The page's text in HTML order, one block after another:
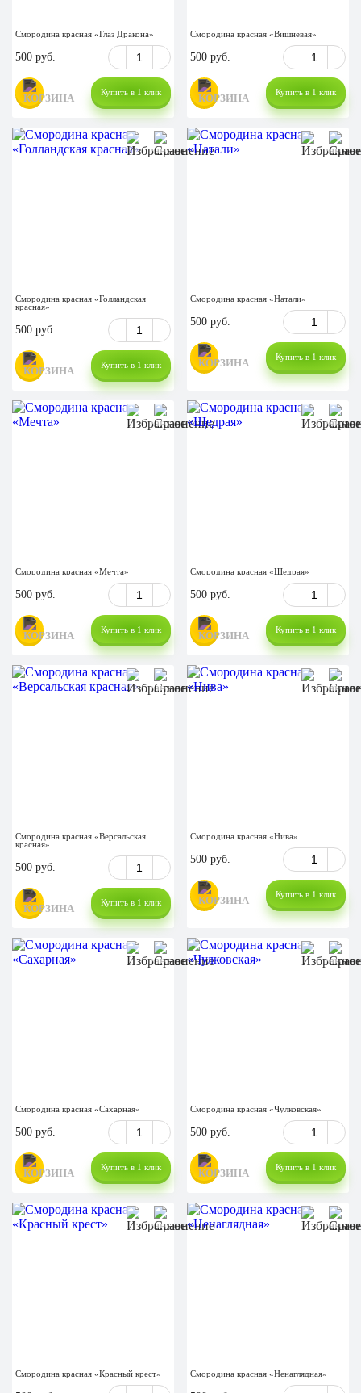
Смородина красная «Глаз Дракона»
500 руб.
Купить в 1 клик
Смородина красная «Вишневая»
500 руб.
Купить в 1 клик
Смородина красная «Голландская
красная»
500 руб.
Купить в 1 клик
Смородина красная «Натали»
500 руб.
Купить в 1 клик
Смородина красная «Мечта»
500 руб.
Купить в 1 клик
Смородина красная «Щедрая»
500 руб.
Купить в 1 клик
Смородина красная «Версальская
красная»
500 руб.
Купить в 1 клик
Смородина красная «Нива»
500 руб.
Купить в 1 клик
Смородина красная «Сахарная»
500 руб.
Купить в 1 клик
Смородина красная «Чулковская»
500 руб.
Купить в 1 клик
Смородина красная «Красный крест» Смородина красная «Ненаглядная»